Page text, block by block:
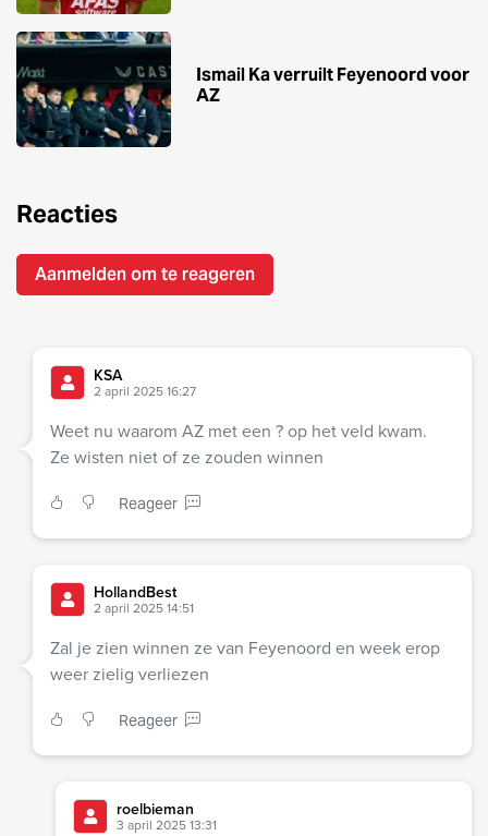
Ismail Ka verruilt Feyenoord voor
AZ
Reacties
Aanmelden om te reageren
KSA
2 april 2025 16:27
Weet nu waarom AZ met een ? op het veld kwam.
Ze wisten niet of ze zouden winnen
Reageer
HollandBest
2 april 2025 14:51
Zal je zien winnen ze van Feyenoord en week erop
weer zielig verliezen
Reageer
roelbieman
3 april 2025 13:31